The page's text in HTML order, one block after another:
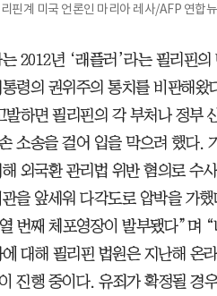
핀계 미국 언론인 마리아 레사/AFP 연합
2012년 ‘래플러’라는 필리핀
령의 권위주의 통치를 비판해왔
하면 필리핀의 각 부처나 정부
소송을 걸어 입을 막으려 했다.
외국환 관리법 위반 혐의로 수
을 앞세워 다각도로 압박을 가했
번째 체포영장이 발부됐다”며 “
대해 필리핀 법원은 지난해 온
진행 중이다. 유죄가 확정될 경